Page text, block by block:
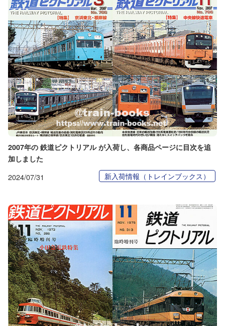
2007年の 鉄道ピクトリアル が入荷し、各商品ページに目次を追
加しました
2024/07/31 新入荷情報（トレインブックス）